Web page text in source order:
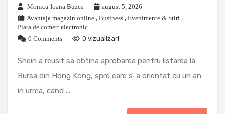
Monica-Ioana Buzea
august 5, 2026
Avantaje magazin online , Business , Evenimente & Stiri ,
Piata de comert electronic
0 Comments
0 vizualizari
Shein a reusit sa obtina aprobarea pentru listarea la
Bursa din Hong Kong, spre care s-a orientat cu un an
in urma, cand ...